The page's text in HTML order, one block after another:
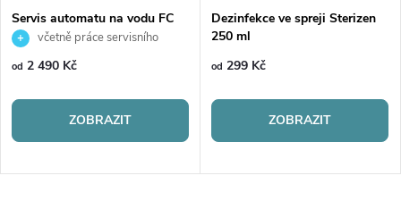
Servis automatu na vodu FC
včetně práce servisního
technika
od 2 490 Kč
ZOBRAZIT
Dezinfekce ve spreji Sterizen
250 ml
od 299 Kč
ZOBRAZIT